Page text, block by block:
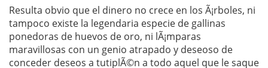
Resulta obvio que el dinero no crece en los Ã¡rboles, ni
tampoco existe la legendaria especie de gallinas
ponedoras de huevos de oro, ni lÃ¡mparas
maravillosas con un genio atrapado y deseoso de
conceder deseos a tutiplÃ©n a todo aquel que le saque